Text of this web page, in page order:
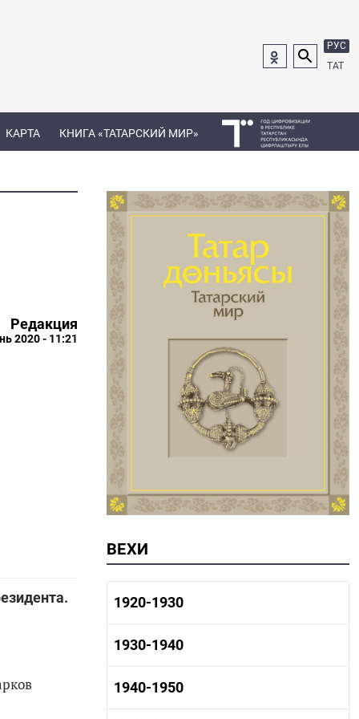
РУС
ТАТ
КАРТА КНИГА «ТАТАРСКИЙ МИР»
Редакция
2020 - 11:21
ВЕХИ
1920-1930
1920-1930 история
1920-1930 культура
1930-1940
1930-1940 история
1930-1940 культура
1940-1950